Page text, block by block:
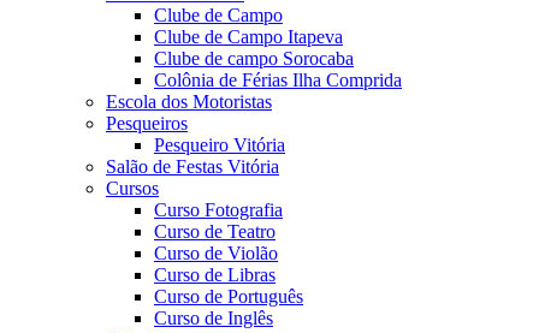
Clube de Campo
Clube de Campo Itapeva
Clube de campo Sorocaba
Colônia de Férias Ilha Comprida
Escola dos Motoristas
Pesqueiros
Pesqueiro Vitória
Salão de Festas Vitória
Cursos
Curso Fotografia
Curso de Teatro
Curso de Violão
Curso de Libras
Curso de Português
Curso de Inglês